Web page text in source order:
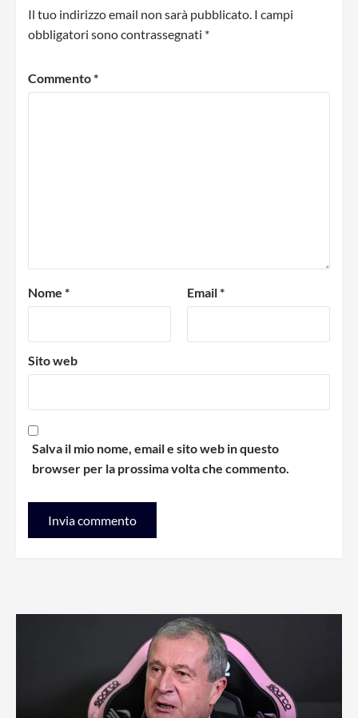
Il tuo indirizzo email non sarà pubblicato. I campi
obbligatori sono contrassegnati *
Commento*
Nome * Email*
Sito web
Salva il mio nome, email e sito web in questo
browser per la prossima volta che commento.